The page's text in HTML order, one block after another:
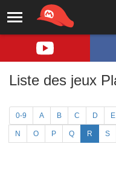
Liste des jeux
0-9 A B C D E
N O P Q R S